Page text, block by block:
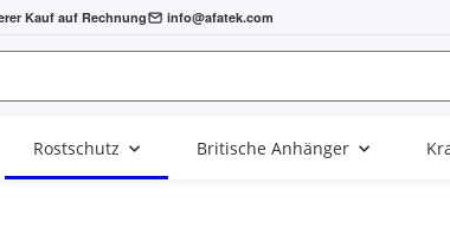
Kauf auf Rechnung info@afatek.com
Rostschutz Britische Anhänger